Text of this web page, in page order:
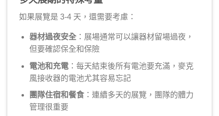
如果展覽是 3-4 天，還需要考慮：
器材過夜安全：展場通常可以讓器材留場過夜，
但要確認保全和保險
電池和充電：每天結束後所有電池要充滿，麥克
風接收器的電池尤其容易忘記
團隊住宿和餐食：連續多天的展覽，團隊的體力
管理很重要